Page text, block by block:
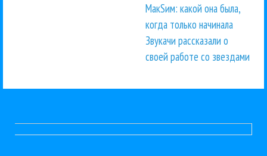
МакSим: какой она была,
когда только начинала
Звукачи рассказали о
своей работе со звездами